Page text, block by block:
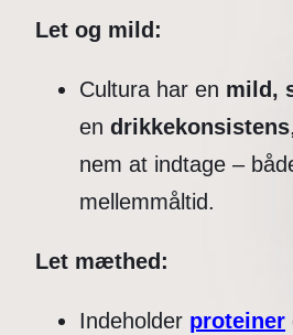
Let og mild:
Cultura har en mild,
en drikkekonsistens
nem at indtage –
mellemmåltid.
Let mæthed:
Indeholder proteiner